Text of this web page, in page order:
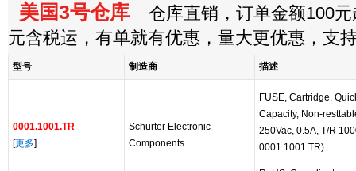
美国3号仓库 仓库直销，订单金额100元
元含税运，有单就有优惠，量大更优惠，支
型号 制造商 描述
0001.1001.TR
[更多]
Schurter Electronic
Components
FUSE, Cartridge,
Capacity, Non-
250Vac, 0.5A, T/R
0001.1001.TR)